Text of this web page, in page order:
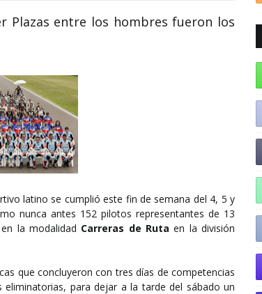
Plazas entre los hombres fueron los
latino se cumplió este fin de semana del 4, 5 y
nunca antes 152 pilotos representantes de 13
la modalidad Carreras de Ruta en la división
que concluyeron con tres días de competencias
para dejar a la tarde del sábado un